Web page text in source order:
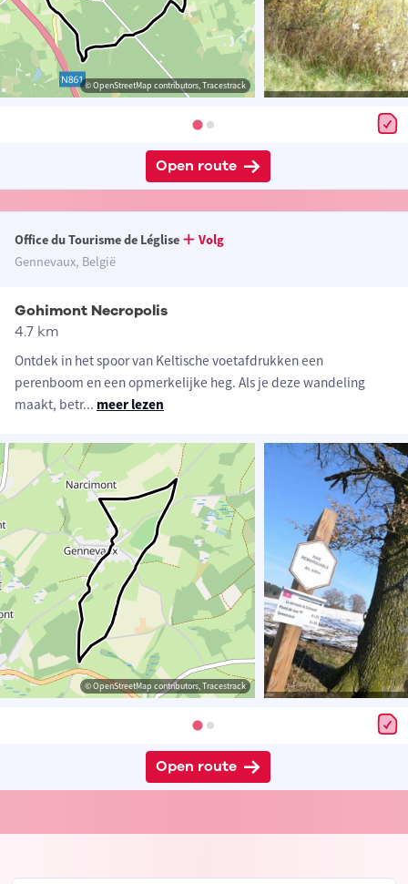
© OpenStreetMap contributors, Tracestrack
Open route
Office du Tourisme de Léglise
Volg
Gennevaux, België
Gohimont Necropolis
4.7 km
Ontdek in het spoor van Keltische voetafdrukken een
perenboom en een opmerkelijke heg. Als je deze wandeling
maakt, betr... meer lezen
© OpenStreetMap contributors, Tracestrack
Open route